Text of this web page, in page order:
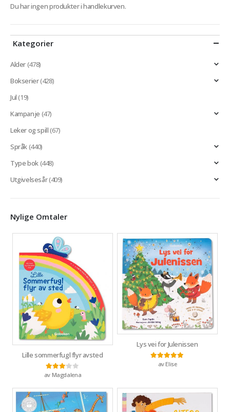
Du har ingen produkter i handlekurven.
Kategorier
Alder(478)
Bokserier(428)
Jul(19)
Kampanje (47)
Leker og spill(67)
Språk(440)
Type bok(448)
Utgivelsesår(409)
Nylige Omtaler
Lille sommerfugl flyr avsted
Vurdert3av 5
av Magdalena
Lys vei for Julenissen
Vurdert5
av Elise